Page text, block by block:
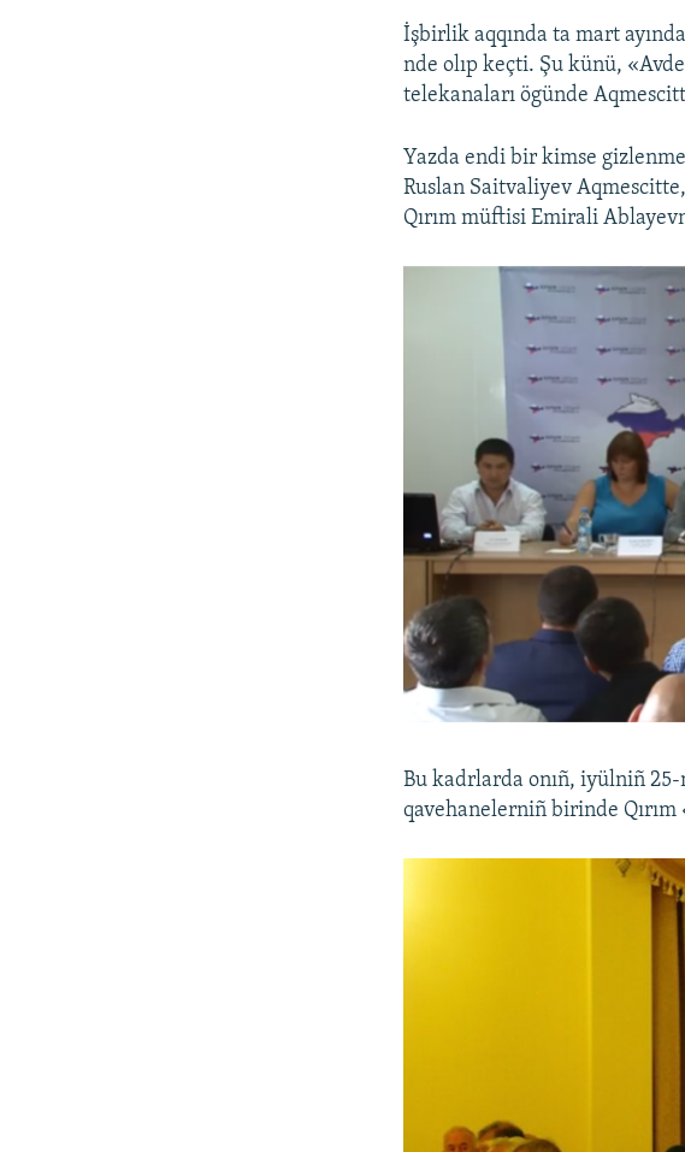
İşbirlik aqqında ta mart
nde olıp keçti. Şu künü,
telekanaları ögünde
Yazda endi bir kimse
Ruslan Saitvaliyev
Qırım müftisi Emirali
​Bu kadrlarda onıñ, iyülniñ
qavehanelerniñ birinde